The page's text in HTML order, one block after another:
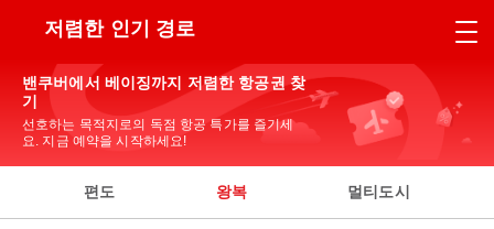
저렴한 인기 경로
밴쿠버에서 베이징까지 저렴한 항공권 찾
기
선호하는 목적지로의 독점 항공 특가를 즐기세
요. 지금 예약을 시작하세요!
편도 왕복 멀티도시